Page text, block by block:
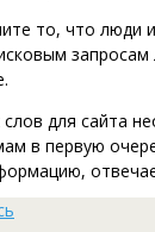
то, что люди
для сайта
в первую